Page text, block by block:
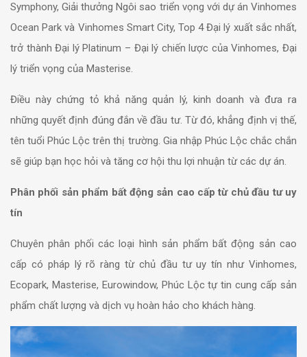
Symphony, Giải thưởng Ngôi sao triển vọng với dự án Vinhomes
Ocean Park và Vinhomes Smart City, Top 4 Đại lý xuất sắc nhất,
trở thành Đại lý Platinum – Đại lý chiến lược của Vinhomes, Đại
lý triển vọng của Masterise.
Điều này chứng tỏ khả năng quản lý, kinh doanh và đưa ra
những quyết định đúng đắn về đầu tư. Từ đó, khẳng định vị thế,
tên tuổi Phúc Lộc trên thị trường. Gia nhập Phúc Lộc chắc chắn
sẽ giúp bạn học hỏi và tăng cơ hội thu lợi nhuận từ các dự án.
Phân phối sản phẩm bất động sản cao cấp từ chủ đầu tư uy
tín
Chuyên phân phối các loại hình sản phẩm bất động sản cao
cấp có pháp lý rõ ràng từ chủ đầu tư uy tín như Vinhomes,
Ecopark, Masterise, Eurowindow, Phúc Lộc tự tin cung cấp sản
phẩm chất lượng và dịch vụ hoàn hảo cho khách hàng.